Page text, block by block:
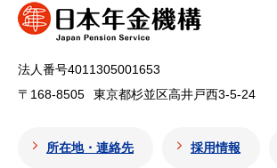
法人番号4011305001653
〒168-8505
東京都杉並区高井戸西3-5-24
所在地・連絡先 採用情報